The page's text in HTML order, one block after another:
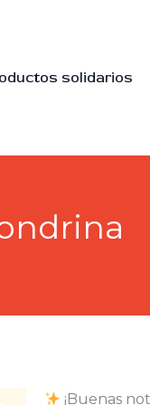
solidarios
¡Buenas